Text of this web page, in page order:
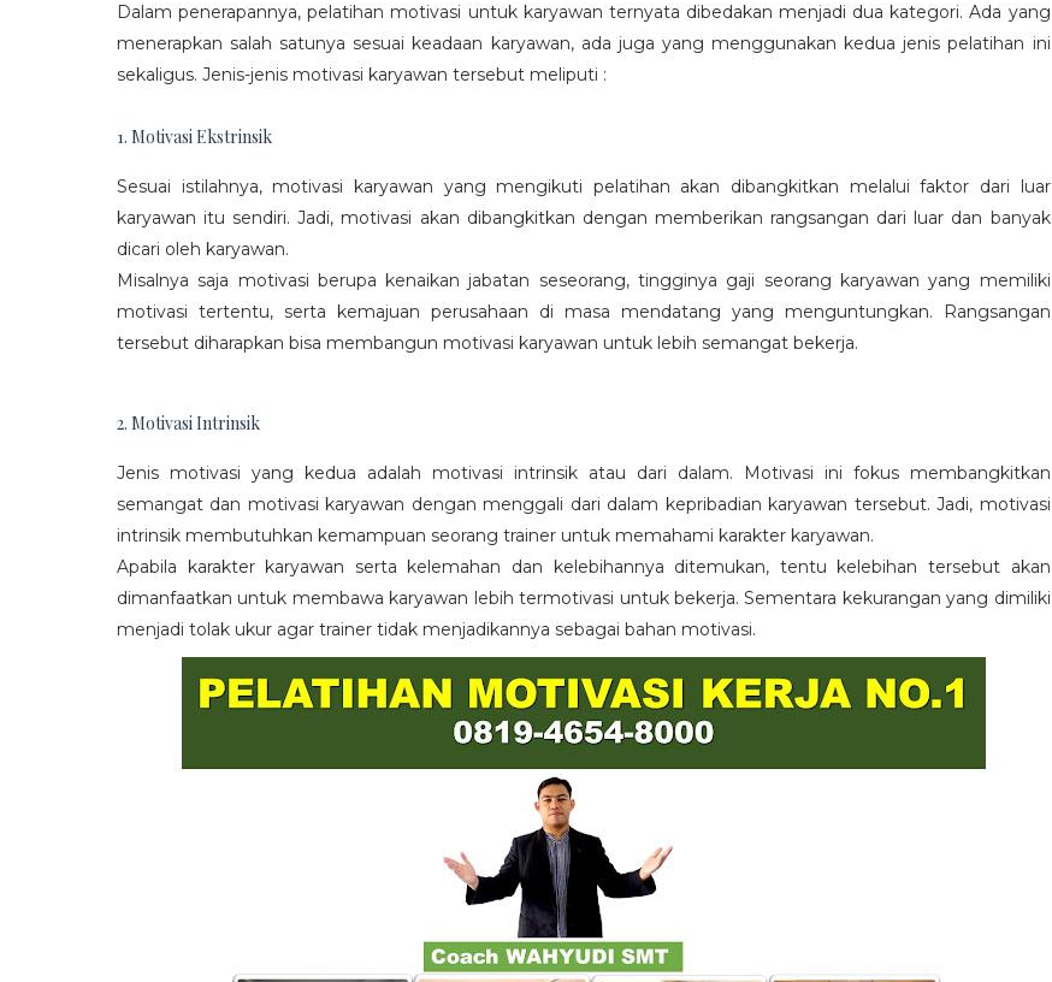
Dalam penerapannya, pelatihan motivasi untuk karyawan ternyata dibedakan menjadi dua kategori. Ada yang
menerapkan salah satunya sesuai keadaan karyawan, ada juga yang menggunakan kedua jenis pelatihan ini
sekaligus. Jenis-jenis motivasi karyawan tersebut meliputi :
1. Motivasi Ekstrinsik
Sesuai istilahnya, motivasi karyawan yang mengikuti pelatihan akan dibangkitkan melalui faktor dari luar
karyawan itu sendiri. Jadi, motivasi akan dibangkitkan dengan memberikan rangsangan dari luar dan banyak
dicari oleh karyawan.
Misalnya saja motivasi berupa kenaikan jabatan seseorang, tingginya gaji seorang karyawan yang memiliki
motivasi tertentu, serta kemajuan perusahaan di masa mendatang yang menguntungkan. Rangsangan
tersebut diharapkan bisa membangun motivasi karyawan untuk lebih semangat bekerja.
2. Motivasi Intrinsik
Jenis motivasi yang kedua adalah motivasi intrinsik atau dari dalam. Motivasi ini fokus membangkitkan
semangat dan motivasi karyawan dengan menggali dari dalam kepribadian karyawan tersebut. Jadi, motivasi
intrinsik membutuhkan kemampuan seorang trainer untuk memahami karakter karyawan.
Apabila karakter karyawan serta kelemahan dan kelebihannya ditemukan, tentu kelebihan tersebut akan
dimanfaatkan untuk membawa karyawan lebih termotivasi untuk bekerja. Sementara kekurangan yang dimiliki
menjadi tolak ukur agar trainer tidak menjadikannya sebagai bahan motivasi.